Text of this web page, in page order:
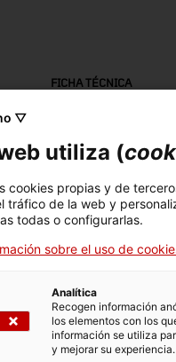
FICHA TÉCNICA
taula
8381
fusta / metall
DATOS DEL MUSEO
▽
utiliza (
cookies propias y de
tráfico de la web y
todas o configurarlas.
sobre el uso de
Analítica
Recogen información
los elementos con los
información se utiliza
y mejorar su experiencia.